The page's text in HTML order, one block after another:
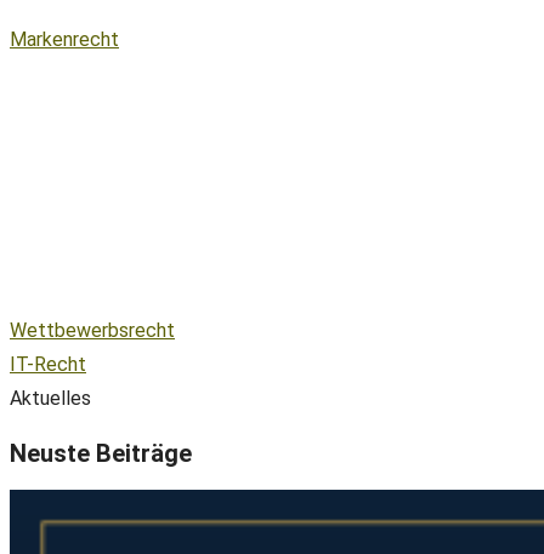
Markenrecht
Wettbewerbsrecht
IT-Recht
Aktuelles
Neuste Beiträge